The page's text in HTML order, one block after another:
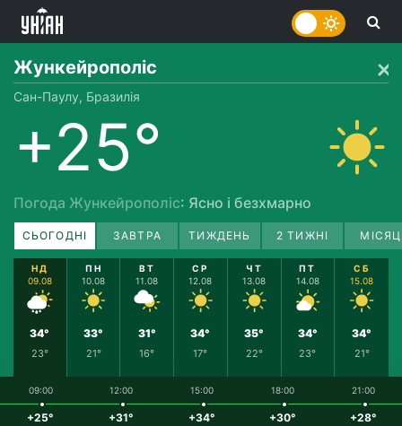
Жункейрополіс
Сан-Паулу, Бразилія
+25°
Погода Жункейрополіс: Ясно і безхмарно
СЬОГОДНІ ЗАВТРА ТИЖДЕНЬ 2 ТИЖНІ
НД
09.08
34°
23°
ПН
10.08
33°
21°
ВТ
11.08
31°
16°
СР
12.08
34°
17°
ЧТ
13.08
35°
22°
ПТ
14.08
34°
23°
СБ
15.08
34°
21°
09:00
+25°
12:00
+31°
15:00
+34°
18:00
+30°
21:00
+28°